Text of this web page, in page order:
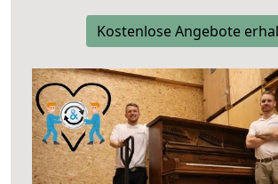
Kostenlose Angebote